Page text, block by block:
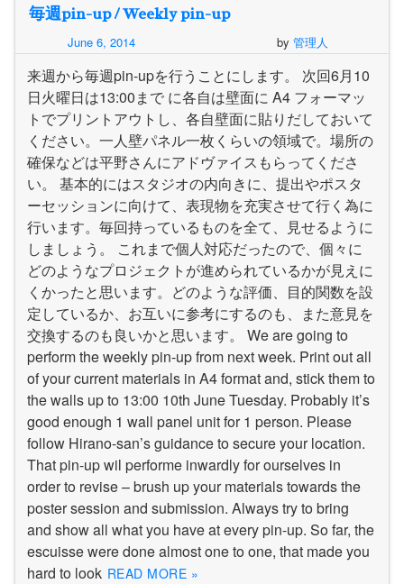
ジ
に
つ
け
て
ほ
い
こ
毎週pin-up / Weekly pin-up
June 6, 2014 by 管理人
来週から毎週pin-upを行うことにします。 次回6月10
日火曜日は13:00まで に各自は壁面に A4 フォーマッ
トでプリントアウトし、各自壁面に貼りだしておいて
ください。一人壁パネル一枚くらいの領域で。場所の
確保などは平野さんにアドヴァイスもらってくださ
い。 基本的にはスタジオの内向きに、提出やポスタ
ーセッションに向けて、表現物を充実させて行く為に
行います。毎回持っているものを全て、見せるように
しましょう。 これまで個人対応だったので、個々に
どのようなプロジェクトが進められているかが見えに
くかったと思います。どのような評価、目的関数を設
定しているか、お互いに参考にするのも、また意見を
交換するのも良いかと思います。 We are going to
perform the weekly pin-up from next week. Print out all
of your current materials in A4 format and, stick them to
the walls up to 13:00 10th June Tuesday. Probably it’s
good enough 1 wall panel unit for 1 person. Please
follow Hirano-san’s guidance to secure your location.
That pin-up wil performe inwardly for ourselves in
order to revise – brush up your materials towards the
poster session and submission. Always try to bring
and show all what you have at every pin-up. So far, the
escuisse were done almost one to one, that made you
hard to look READ MORE »